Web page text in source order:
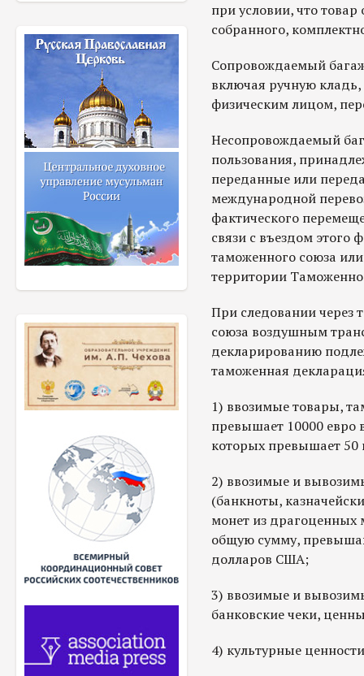
при условии, что
собранного,
Сопровождаемый
включая ручную
физическим лицом,
Несопровождаемый
пользования,
переданные или
международной
фактического
связи с въездом этого
таможенного союза
территории
При следовании через
союза воздушным
декларированию
таможенная
1) ввозимые товары,
превышает 10000 евро
которых превышает 50
2) ввозимые и
(банкноты,
монет из драгоценных
общую сумму,
долларов США;
3) ввозимые и
банковские чеки,
4) культурные